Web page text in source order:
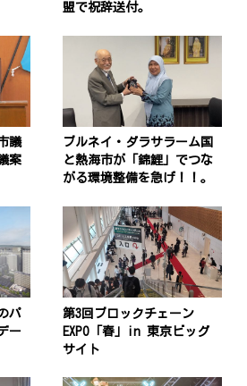
盟で祝辞送付。
議
案
ブルネイ・ダラサラーム国
と熱海市が「錦鯉」でつな
がる環境整備を急げ！！。
パ
ー
第3回ブロックチェーン
EXPO「春」in 東京ビッグ
サイト